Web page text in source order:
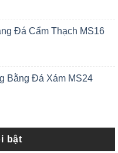
Đá Cẩm Thạch MS16
Bằng Đá Xám MS24
bật